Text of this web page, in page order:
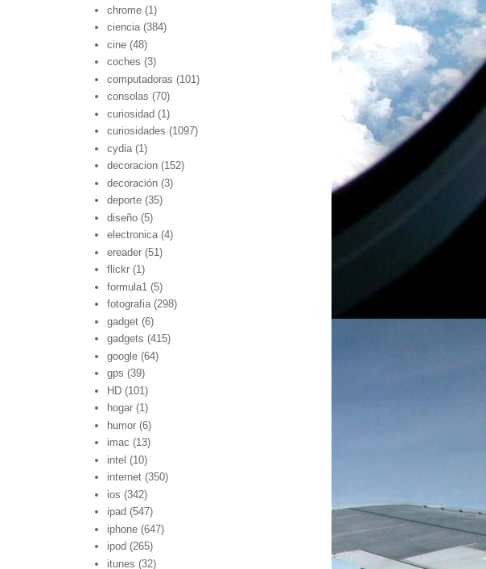
chrome (1)
ciencia (384)
cine (48)
coches (3)
computadoras (101)
consolas (70)
curiosidad (1)
curiosidades (1097)
cydia (1)
decoracion (152)
decoración (3)
deporte (35)
diseño (5)
electronica (4)
ereader (51)
flickr (1)
formula1 (5)
fotografia (298)
gadget (6)
gadgets (415)
google (64)
gps (39)
HD (101)
hogar (1)
humor (6)
imac (13)
intel (10)
internet (350)
ios (342)
ipad (547)
iphone (647)
ipod (265)
itunes (32)